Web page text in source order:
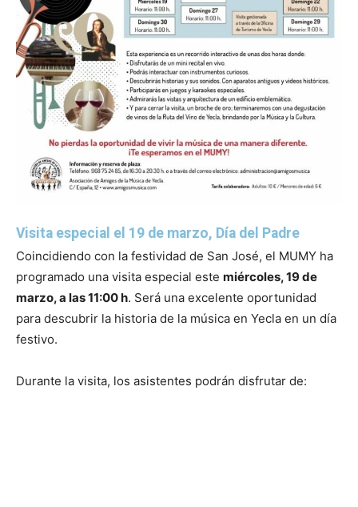
Visita especial el 19 de marzo, Día del Padre
Coincidiendo con la festividad de San José, el MUMY ha
programado una visita especial este miércoles, 19 de
marzo, a las 11:00 h. Será una excelente oportunidad
para descubrir la historia de la música en Yecla en un día
festivo.
Durante la visita, los asistentes podrán disfrutar de: